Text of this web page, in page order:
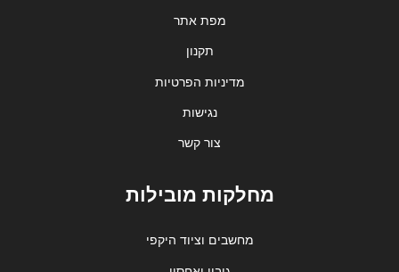
מפת אתר
תקנון
מדיניות הפרטיות
נגישות
צור קשר
מחלקות מובילות
מחשבים וציוד היקפי